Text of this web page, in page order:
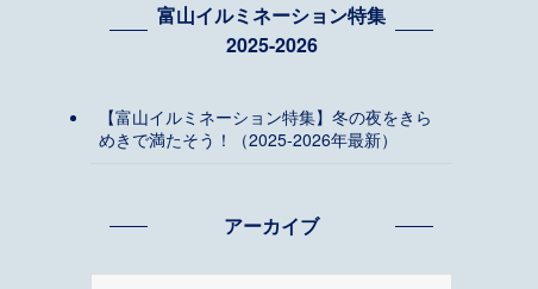
富山イルミネーション特集
2025-2026
【富山イルミネーション特集】冬の夜をきら
めきで満たそう！（2025-2026年最新）
アーカイブ